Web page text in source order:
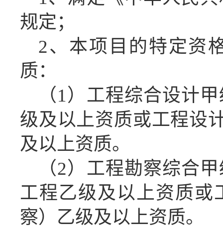
规定；
2、本项目的特定资
质：
（1）工程综合设计
级及以上资质或工程设
及以上资质。
（2） 工程勘察综合
工程乙级及以上资质或
察） 乙级及以上资质。